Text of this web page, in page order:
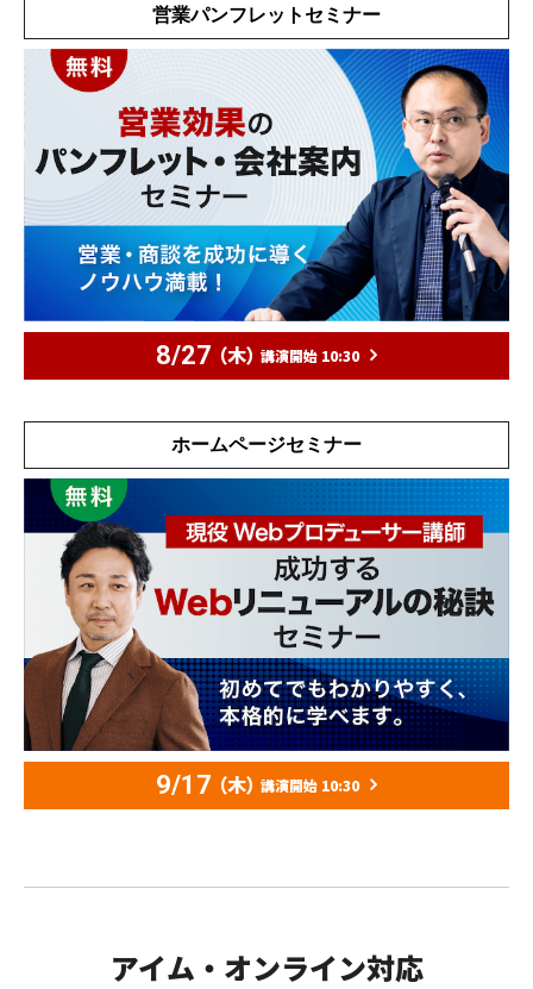
営業パンフレットセミナー
8/27 （木） 講演開始 10:30
ホームページセミナー
9/17 （木） 講演開始 10:30
アイム・オンライン対応